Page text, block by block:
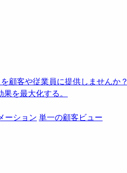
顧客や従業員に提供しませんか？
を最大化する。
ーション 単一の顧客ビュー